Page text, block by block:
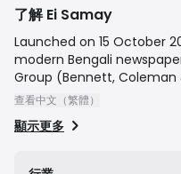
了解 Ei Samay
Launched on 15 October
modern Bengali
Group (Bennett,
cater to the young,
range of topics including
competing directly with
查看中文（繁體）
顯示更多